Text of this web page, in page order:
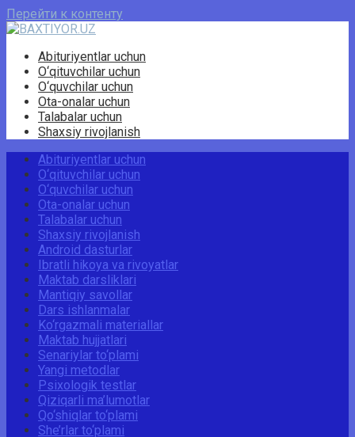
Перейти к контенту
Abituriyentlar uchun
O‘qituvchilar uchun
O‘quvchilar uchun
Ota-onalar uchun
Talabalar uchun
Shaxsiy rivojlanish
Abituriyentlar uchun
O‘qituvchilar uchun
O‘quvchilar uchun
Ota-onalar uchun
Talabalar uchun
Shaxsiy rivojlanish
Android dasturlar
Ibratli hikoya va rivoyatlar
Maktab darsliklari
Mantiqiy savollar
Dars ishlanmalar
Ko‘rgazmali materiallar
Maktab hujjatlari
Senariylar to‘plami
Yangi metodlar
Psixologik testlar
Qiziqarli ma’lumotlar
Qo‘shiqlar to‘plami
She’rlar to‘plami